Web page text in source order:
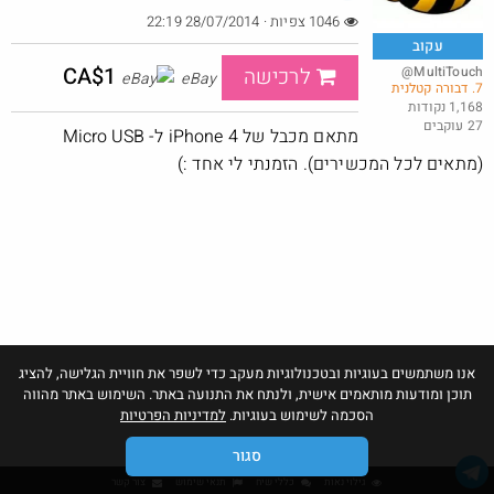
באג? רק לפריים - משלוח חינם ללא הגבלת 49$
@No_but_yeah_but_no_
34· 106· 3130
אנו משתמשים בעוגיות ובטכנולוגיות מעקב כדי לשפר את חוויית הגלישה, להציג
תוכן ומודעות מותאמים אישית, ולנתח את התנועה באתר. השימוש באתר מהווה
הסכמה לשימוש בעוגיות. למדיניות הפרטיות
סגור
עקוב
@MultiTouch
7. דבורה קטלנית
1,168 נקודות
27 עוקבים
לרכישה CA$1 eBay
מתאם מכבל של iPhone 4 ל- Micro USB
(מתאים לכל המכשירים). הזמנתי לי אחד :)